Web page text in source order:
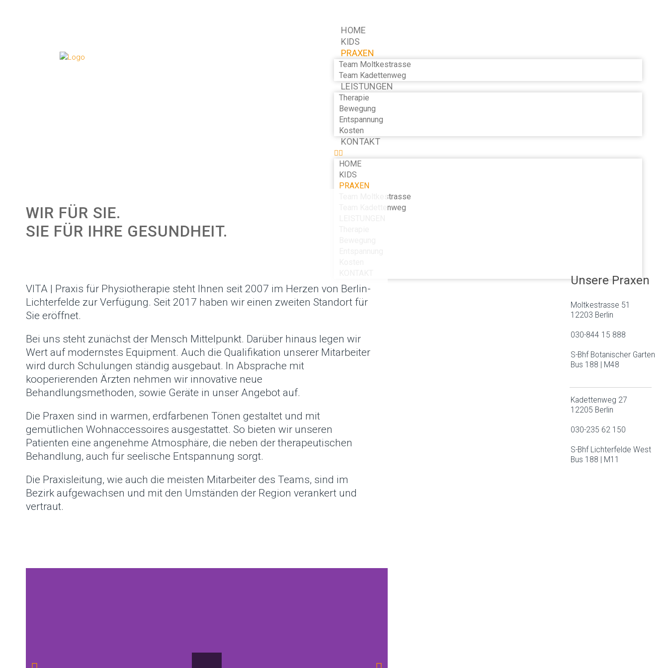
HOME
KIDS
PRAXEN
Team Moltkestrasse
Team Kadettenweg
LEISTUNGEN
Therapie
Bewegung
Entspannung
Kosten
KONTAKT
HOME
KIDS
PRAXEN
Team Moltkestrasse
Team Kadettenweg
WIR FÜR SIE.
SIE FÜR IHRE GESUNDHEIT.
VITA | Praxis für Physiotherapie steht Ihnen seit 2007 im Herzen von Berlin-
Lichterfelde zur Verfügung. Seit 2017 haben wir einen zweiten Standort für
Sie eröffnet.
Bei uns steht zunächst der Mensch Mittelpunkt. Darüber hinaus legen wir
Wert auf modernstes Equipment. Auch die Qualifikation unserer Mitarbeiter
wird durch Schulungen ständig ausgebaut. In Absprache mit
kooperierenden Ärzten nehmen wir innovative neue
Behandlungsmethoden, sowie Geräte in unser Angebot auf.
Die Praxen sind in warmen, erdfarbenen Tönen gestaltet und mit
gemütlichen Wohnaccessoires ausgestattet. So bieten wir unseren
Patienten eine angenehme Atmosphäre, die neben der therapeutischen
Behandlung, auch für seelische Entspannung sorgt.
Die Praxisleitung, wie auch die meisten Mitarbeiter des Teams, sind im
Bezirk aufgewachsen und mit den Umständen der Region verankert und
vertraut.
Unsere Praxen
Moltkestrasse 51
12203 Berlin
030-844 15 888
S-Bhf Botanischer Garten
Bus 188 | M48
Kadettenweg 27
12205 Berlin
030-235 62 150
S-Bhf Lichterfelde West
Bus 188 | M11